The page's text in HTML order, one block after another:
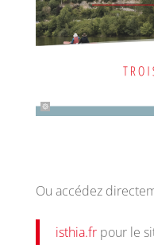
Ou accédez
isthia.frpour le